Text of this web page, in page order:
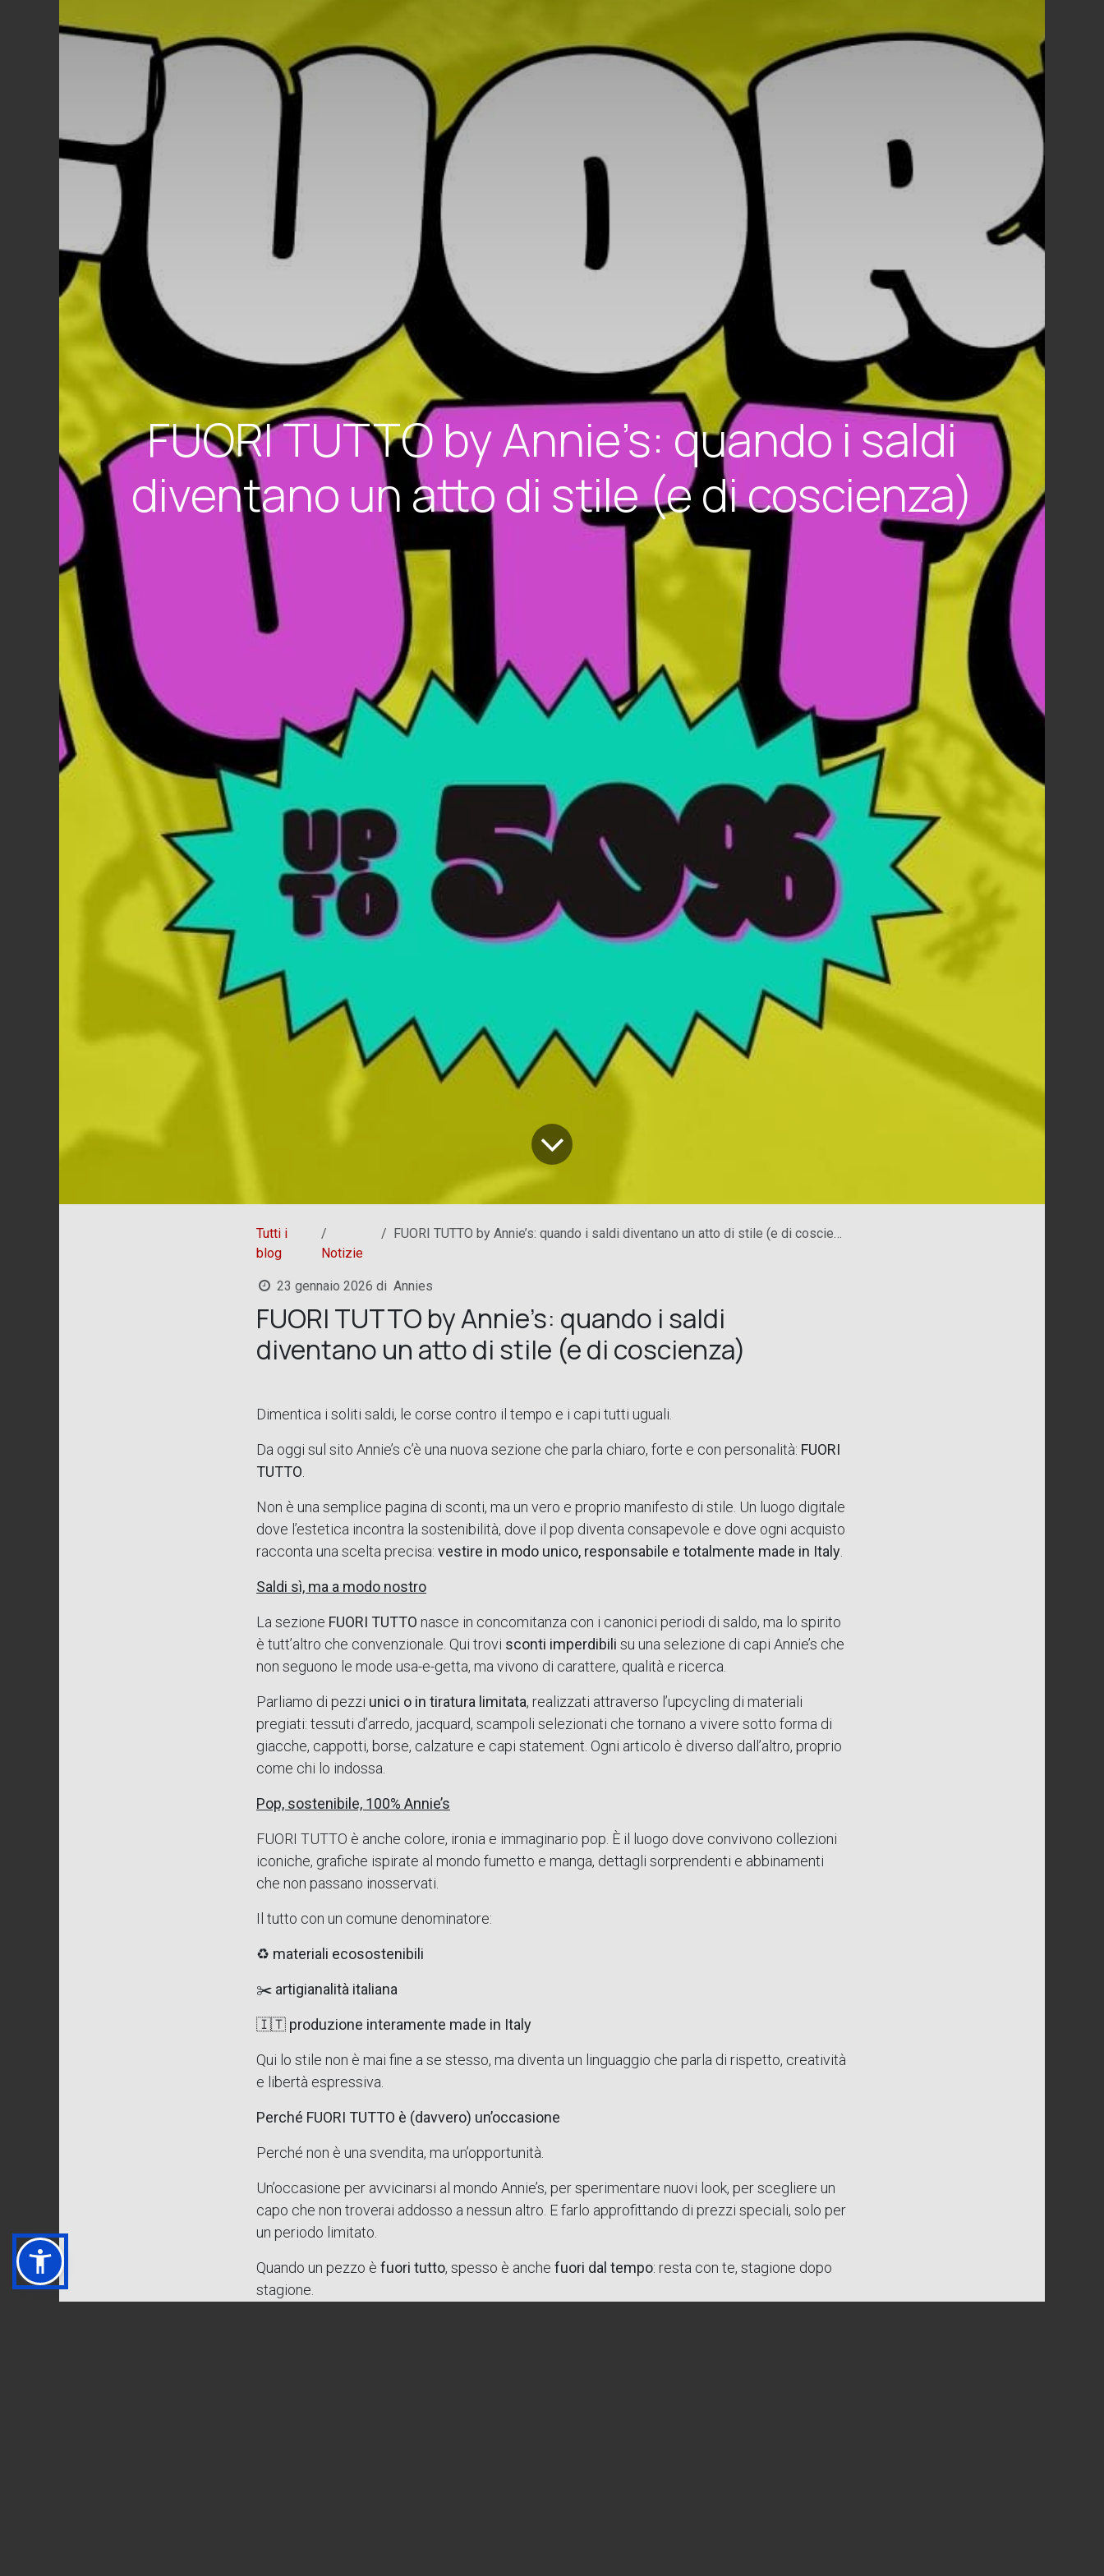
FUORI TUTTO by Annie’s: quando i saldi
diventano un atto di stile (e di coscienza)
Tutti i
blog
Notizie
FUORI TUTTO by Annie’s: quando i saldi diventano un atto di stile (e di coscienza)
23 gennaio 2026 di Annies
FUORI TUTTO by Annie’s: quando i saldi
diventano un atto di stile (e di coscienza)
Dimentica i soliti saldi, le corse contro il tempo e i capi tutti uguali.
Da oggi sul sito Annie’s c’è una nuova sezione che parla chiaro, forte e con personalità: FUORI
TUTTO
Non è una semplice pagina di sconti, ma un vero e proprio manifesto di stile. Un luogo digitale
dove l’estetica incontra la sostenibilità, dove il pop diventa consapevole e dove ogni acquisto
racconta una scelta precisa: vestire in modo unico, responsabile e totalmente made in Italy
Saldi sì, ma a modo nostro
La sezione FUORI TUTTO nasce in concomitanza con i canonici periodi di saldo, ma lo spirito
è tutt’altro che convenzionale. Qui trovi sconti imperdibili su una selezione di capi Annie’s che
non seguono le mode usa-e-getta, ma vivono di carattere, qualità e ricerca.
Parliamo di pezzi unici o in tiratura limitata, realizzati attraverso l’upcycling di materiali
pregiati: tessuti d’arredo, jacquard, scampoli selezionati che tornano a vivere sotto forma di
giacche, cappotti, borse, calzature e capi statement. Ogni articolo è diverso dall’altro, proprio
come chi lo indossa.
Pop, sostenibile, 100% Annie’s
FUORI TUTTO è anche colore, ironia e immaginario pop. È il luogo dove convivono collezioni
iconiche, grafiche ispirate al mondo fumetto e manga, dettagli sorprendenti e abbinamenti
che non passano inosservati.
Il tutto con un comune denominatore:
♻️ materiali ecosostenibili
✂️ artigianalità italiana
🇮🇹 produzione interamente made in Italy
Qui lo stile non è mai fine a se stesso, ma diventa un linguaggio che parla di rispetto, creatività
e libertà espressiva.
Perché FUORI TUTTO è (davvero) un’occasione
Perché non è una svendita, ma un’opportunità.
Un’occasione per avvicinarsi al mondo Annie’s, per sperimentare nuovi look, per scegliere un
capo che non troverai addosso a nessun altro. E farlo approfittando di prezzi speciali, solo per
un periodo limitato.
Quando un pezzo è fuori tutto, spesso è anche fuori dal tempo: resta con te, stagione dopo
stagione.